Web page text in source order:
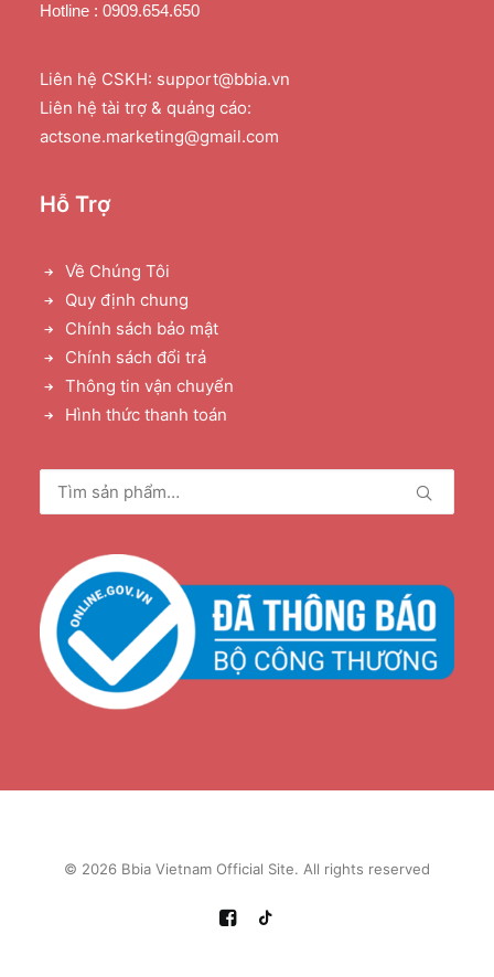
Hotline : 0909.654.650
Liên hệ CSKH: support@bbia.vn
Liên hệ tài trợ & quảng cáo:
actsone.marketing@gmail.com
Hỗ Trợ
Về Chúng Tôi
Quy định chung
Chính sách bảo mật
Chính sách đổi trả
Thông tin vận chuyển
Hình thức thanh toán
Tìm
kiếm:
© 2026 Bbia Vietnam Official Site. All rights reserved